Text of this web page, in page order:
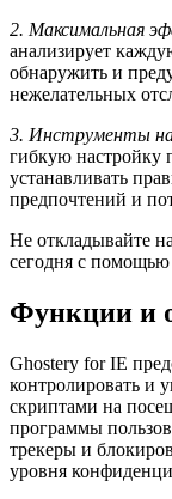
2. Максимальная
анализирует
обнаружить и
нежелательных
3. Инструменты
гибкую
устанавливать
предпочтений и
Не откладывайте
сегодня с
Функции и
Ghostery for IE
контролировать и
скриптами на
программы
трекеры и
уровня